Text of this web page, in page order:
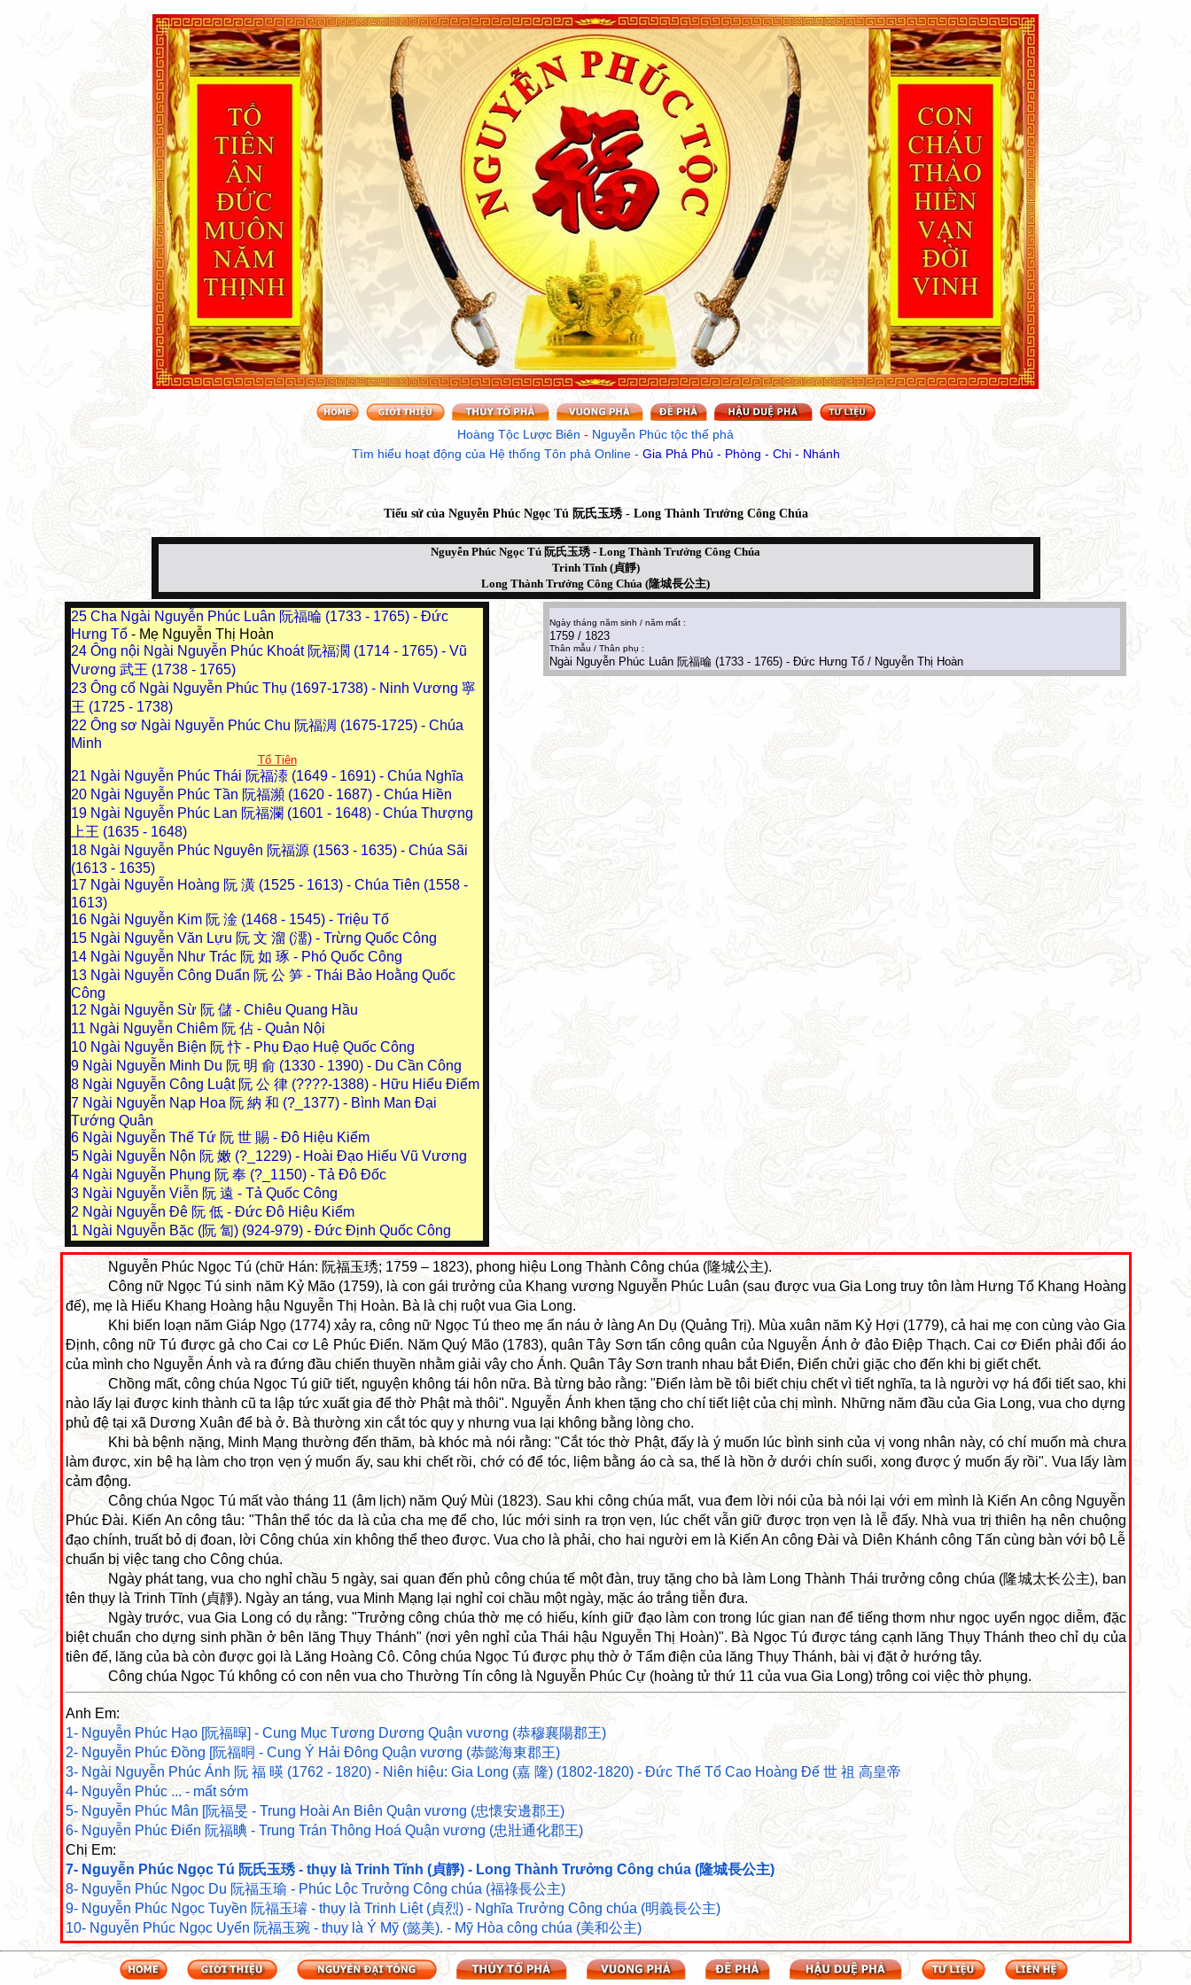
Hoàng Tộc Lược Biên - Nguyễn Phúc tộc thế phả
Tìm hiểu hoạt động của Hệ thống Tôn phả Online - Gia Phả Phủ - Phòng - Chi - Nhánh
Tiểu sử của Nguyễn Phúc Ngọc Tú 阮氏玉琇 - Long Thành Trưởng Công Chúa
Nguyễn Phúc Ngọc Tú 阮氏玉琇 - Long Thành Trưởng Công Chúa
Trinh Tĩnh (貞靜)
Long Thành Trưởng Công Chúa (隆城長公主)
25 Cha Ngài Nguyễn Phúc Luân 阮福㫻 (1733 - 1765) - Đức
Hưng Tổ - Mẹ Nguyễn Thị Hoàn
24 Ông nội Ngài Nguyễn Phúc Khoát 阮福濶 (1714 - 1765) - Vũ
Vương 武王 (1738 - 1765)
23 Ông cố Ngài Nguyễn Phúc Thụ (1697-1738) - Ninh Vương 寧
王 (1725 - 1738)
22 Ông sơ Ngài Nguyễn Phúc Chu 阮福淍 (1675-1725) - Chúa
Minh
Tổ Tiên
21 Ngài Nguyễn Phúc Thái 阮福溙 (1649 - 1691) - Chúa Nghĩa
20 Ngài Nguyễn Phúc Tần 阮福瀕 (1620 - 1687) - Chúa Hiền
19 Ngài Nguyễn Phúc Lan 阮福瀾 (1601 - 1648) - Chúa Thượng
上王 (1635 - 1648)
18 Ngài Nguyễn Phúc Nguyên 阮福源 (1563 - 1635) - Chúa Sãi
(1613 - 1635)
17 Ngài Nguyễn Hoàng 阮 潢 (1525 - 1613) - Chúa Tiên (1558 -
1613)
16 Ngài Nguyễn Kim 阮 淦 (1468 - 1545) - Triệu Tổ
15 Ngài Nguyễn Văn Lựu 阮 文 溜 (澑) - Trừng Quốc Công
14 Ngài Nguyễn Như Trác 阮 如 琢 - Phó Quốc Công
13 Ngài Nguyễn Công Duẩn 阮 公 笋 - Thái Bảo Hoằng Quốc
Công
12 Ngài Nguyễn Sừ 阮 儲 - Chiêu Quang Hầu
11 Ngài Nguyễn Chiêm 阮 佔 - Quản Nội
10 Ngài Nguyễn Biện 阮 忭 - Phụ Đạo Huệ Quốc Công
9 Ngài Nguyễn Minh Du 阮 明 俞 (1330 - 1390) - Du Cần Công
8 Ngài Nguyễn Công Luật 阮 公 律 (????-1388) - Hữu Hiểu Điểm
7 Ngài Nguyễn Nạp Hoa 阮 納 和 (?_1377) - Bình Man Đại
Tướng Quân
6 Ngài Nguyễn Thế Tứ 阮 世 賜 - Đô Hiệu Kiểm
5 Ngài Nguyễn Nộn 阮 嫩 (?_1229) - Hoài Đạo Hiếu Vũ Vương
4 Ngài Nguyễn Phụng 阮 奉 (?_1150) - Tả Đô Đốc
3 Ngài Nguyễn Viễn 阮 遠 - Tả Quốc Công
2 Ngài Nguyễn Đê 阮 低 - Đức Đô Hiệu Kiểm
1 Ngài Nguyễn Bặc (阮 匐) (924-979) - Đức Định Quốc Công
Ngày tháng năm sinh / năm mất :
1759 / 1823
Thân mẫu / Thân phụ :
Ngài Nguyễn Phúc Luân 阮福㫻 (1733 - 1765) - Đức Hưng Tổ / Nguyễn Thị Hoàn
Nguyễn Phúc Ngọc Tú (chữ Hán: 阮福玉琇; 1759 – 1823), phong hiệu Long Thành Công chúa (隆城公主).
Công nữ Ngọc Tú sinh năm Kỷ Mão (1759), là con gái trưởng của Khang vương Nguyễn Phúc Luân (sau được vua Gia Long truy tôn làm Hưng Tổ Khang Hoàng
đế), mẹ là Hiếu Khang Hoàng hậu Nguyễn Thị Hoàn. Bà là chị ruột vua Gia Long.
Khi biến loạn năm Giáp Ngọ (1774) xảy ra, công nữ Ngọc Tú theo mẹ ẩn náu ở làng An Dụ (Quảng Trị). Mùa xuân năm Kỷ Hợi (1779), cả hai mẹ con cùng vào Gia
Định, công nữ Tú được gả cho Cai cơ Lê Phúc Điển. Năm Quý Mão (1783), quân Tây Sơn tấn công quân của Nguyễn Ánh ở đảo Điệp Thạch. Cai cơ Điển phải đổi áo
của mình cho Nguyễn Ánh và ra đứng đầu chiến thuyền nhằm giải vây cho Ánh. Quân Tây Sơn tranh nhau bắt Điển, Điển chửi giặc cho đến khi bị giết chết.
Chồng mất, công chúa Ngọc Tú giữ tiết, nguyện không tái hôn nữa. Bà từng bảo rằng: "Điển làm bề tôi biết chịu chết vì tiết nghĩa, ta là người vợ há đổi tiết sao, khi
nào lấy lại được kinh thành cũ ta lập tức xuất gia để thờ Phật mà thôi". Nguyễn Ánh khen tặng cho chí tiết liệt của chị mình. Những năm đầu của Gia Long, vua cho dựng
phủ đệ tại xã Dương Xuân để bà ở. Bà thường xin cắt tóc quy y nhưng vua lại không bằng lòng cho.
Khi bà bệnh nặng, Minh Mạng thường đến thăm, bà khóc mà nói rằng: "Cắt tóc thờ Phật, đấy là ý muốn lúc bình sinh của vị vong nhân này, có chí muốn mà chưa
làm được, xin bệ hạ làm cho trọn vẹn ý muốn ấy, sau khi chết rồi, chớ có để tóc, liệm bằng áo cà sa, thế là hồn ở dưới chín suối, xong được ý muốn ấy rồi". Vua lấy làm
cảm động.
Công chúa Ngọc Tú mất vào tháng 11 (âm lịch) năm Quý Mùi (1823). Sau khi công chúa mất, vua đem lời nói của bà nói lại với em mình là Kiến An công Nguyễn
Phúc Đài. Kiến An công tâu: "Thân thể tóc da là của cha mẹ để cho, lúc mới sinh ra trọn vẹn, lúc chết vẫn giữ được trọn vẹn là lễ đấy. Nhà vua trị thiên hạ nên chuộng
đạo chính, truất bỏ dị đoan, lời Công chúa xin không thể theo được. Vua cho là phải, cho hai người em là Kiến An công Đài và Diên Khánh công Tấn cùng bàn với bộ Lễ
chuẩn bị việc tang cho Công chúa.
Ngày phát tang, vua cho nghỉ chầu 5 ngày, sai quan đến phủ công chúa tế một đàn, truy tặng cho bà làm Long Thành Thái trưởng công chúa (隆城太长公主), ban
tên thụy là Trinh Tĩnh (貞靜). Ngày an táng, vua Minh Mạng lại nghỉ coi chầu một ngày, mặc áo trắng tiễn đưa.
Ngày trước, vua Gia Long có dụ rằng: "Trưởng công chúa thờ mẹ có hiếu, kính giữ đạo làm con trong lúc gian nan để tiếng thơm như ngọc uyển ngọc diễm, đặc
biệt chuẩn cho dựng sinh phần ở bên lăng Thụy Thánh" (nơi yên nghỉ của Thái hậu Nguyễn Thị Hoàn)". Bà Ngọc Tú được táng cạnh lăng Thụy Thánh theo chỉ dụ của
tiên đế, lăng của bà còn được gọi là Lăng Hoàng Cô. Công chúa Ngọc Tú được phụ thờ ở Tẩm điện của lăng Thụy Thánh, bài vị đặt ở hướng tây.
Công chúa Ngọc Tú không có con nên vua cho Thường Tín công là Nguyễn Phúc Cự (hoàng tử thứ 11 của vua Gia Long) trông coi việc thờ phụng.
Anh Em:
1- Nguyễn Phúc Hạo [阮福暭] - Cung Mục Tương Dương Quận vương (恭穆襄陽郡王)
2- Nguyễn Phúc Đồng [阮福晍 - Cung Ý Hải Đông Quận vương (恭懿海東郡王)
3- Ngài Nguyễn Phúc Ánh 阮 福 暎 (1762 - 1820) - Niên hiệu: Gia Long (嘉 隆) (1802-1820) - Đức Thế Tổ Cao Hoàng Đế 世 祖 高皇帝
4- Nguyễn Phúc ... - mất sớm
5- Nguyễn Phúc Mân [阮福旻 - Trung Hoài An Biên Quận vương (忠懷安邊郡王)
6- Nguyễn Phúc Điển 阮福晪 - Trung Trán Thông Hoá Quận vương (忠壯通化郡王)
Chị Em:
7- Nguyễn Phúc Ngọc Tú 阮氏玉琇 - thụy là Trinh Tĩnh (貞靜) - Long Thành Trưởng Công chúa (隆城長公主)
8- Nguyễn Phúc Ngọc Du 阮福玉瑜 - Phúc Lộc Trưởng Công chúa (福祿長公主)
9- Nguyễn Phúc Ngọc Tuyền 阮福玉璿 - thụy là Trinh Liệt (貞烈) - Nghĩa Trưởng Công chúa (明義長公主)
10- Nguyễn Phúc Ngọc Uyển 阮福玉琬 - thụy là Ý Mỹ (懿美). - Mỹ Hòa công chúa (美和公主)